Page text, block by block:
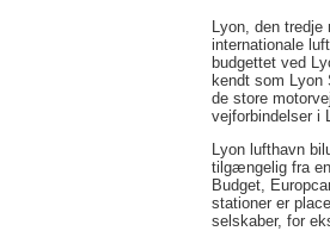
Lyon, den
internationale
budgettet ved
kendt som
de store
vejforbindelser i
Lyon lufthavn
tilgængelig fra
Budget,
stationer er
selskaber, for